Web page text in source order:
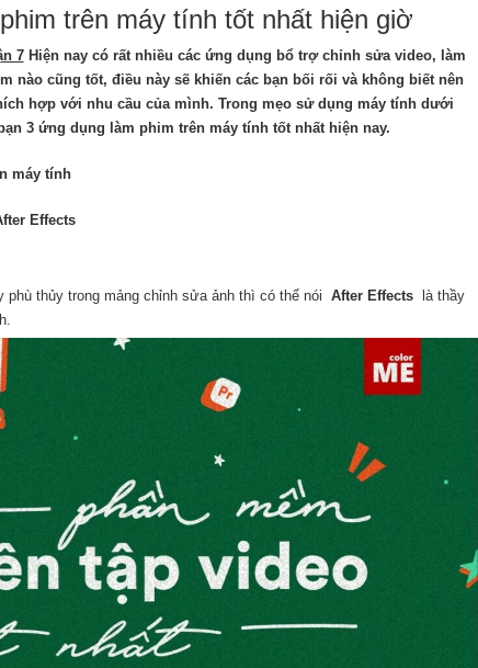
trên máy tính tốt nhất hiện giờ
7Hiện nay có rất nhiều các ứng dụng bổ trợ chỉnh sửa video, làm
nào cũng tốt, điều này sẽ khiến các bạn bối rối và không biết nên
hợp với nhu cầu của mình. Trong mẹo sử dụng máy tính dưới
3 ứng dụng làm phim trên máy tính tốt nhất hiện nay.
máy tính
Effects
phù thủy trong mảng chỉnh sửa ảnh thì có thể nói After Effects
là thầy